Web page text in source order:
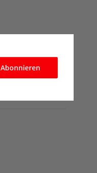
Abonnieren